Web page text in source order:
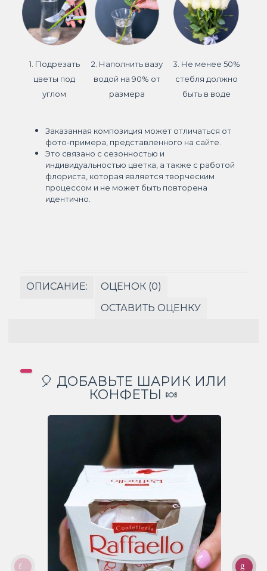
1. Подрезать
цветы под
углом
2. Наполнить вазу
водой на 90% от
размера
3. Не менее 50%
стебля должно
быть в воде
Заказанная композиция может отличаться от
фото-примера, представленного на сайте.
Это связано с сезонностью и
индивидуальностью цветка, а также с работой
флориста, которая является творческим
процессом и не может быть повторена
идентично.
ОПИСАНИЕ:
ОЦЕНОК (0)
ОСТАВИТЬ ОЦЕНКУ
🎈 ДОБАВЬТЕ ШАРИК ИЛИ
КОНФЕТЫ 🍬